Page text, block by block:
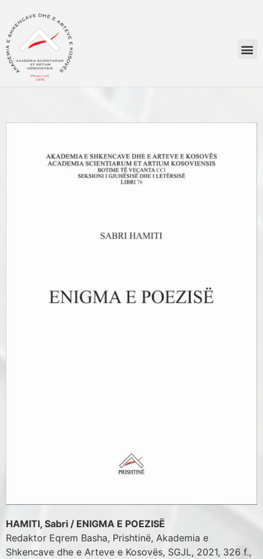
HAMITI, Sabri / ENIGMA E POEZISË
Redaktor Eqrem Basha, Prishtinë, Akademia e
Shkencave dhe e Arteve e Kosovës, SGJL, 2021, 326 f.,